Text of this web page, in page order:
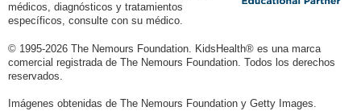
médicos, diagnósticos y tratamientos
específicos, consulte con su médico.
© 1995-2026 The Nemours Foundation. KidsHealth® es una marca
comercial registrada de The Nemours Foundation. Todos los derechos
reservados.
Imágenes obtenidas de The Nemours Foundation y Getty Images.